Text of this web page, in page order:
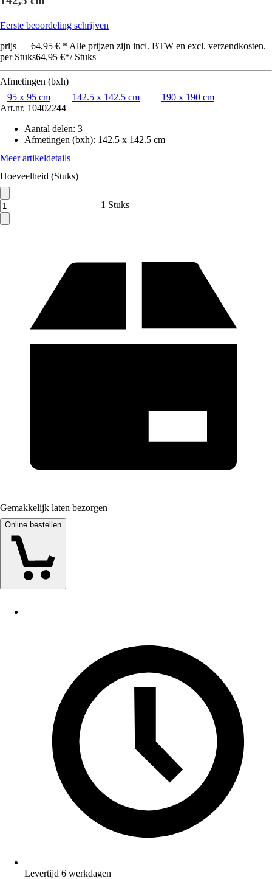
Eerste beoordeling schrijven
prijs — 64,95 € * Alle prijzen zijn incl. BTW en excl. verzendkosten.
per Stuks64,95 €*/ Stuks
Afmetingen (bxh)
95 x 95 cm
142.5 x 142.5 cm
190 x 190 cm
Art.nr. 10402244
Aantal delen: 3
Afmetingen (bxh): 142.5 x 142.5 cm
Meer artikeldetails
Hoeveelheid (Stuks)
1 Stuks
Gemakkelijk laten bezorgen
Online bestellen
Levertijd 6 werkdagen